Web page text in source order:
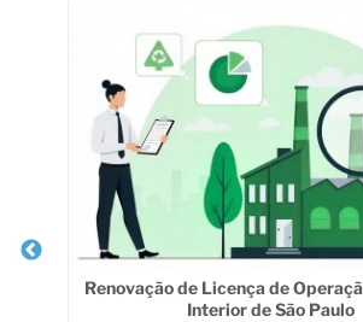
Renovação de Licença de
Interior de São Paulo